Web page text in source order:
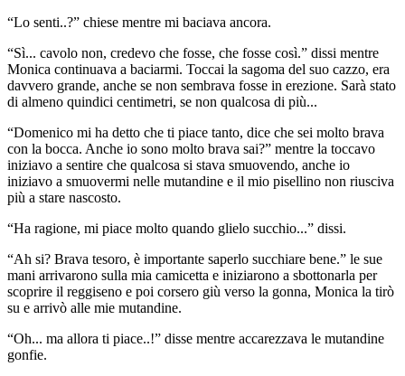
“Lo senti..?” chiese mentre mi baciava ancora.
“Sì... cavolo non, credevo che fosse, che fosse così.” dissi mentre
Monica continuava a baciarmi. Toccai la sagoma del suo cazzo, era
davvero grande, anche se non sembrava fosse in erezione. Sarà stato
di almeno quindici centimetri, se non qualcosa di più...
“Domenico mi ha detto che ti piace tanto, dice che sei molto brava
con la bocca. Anche io sono molto brava sai?” mentre la toccavo
iniziavo a sentire che qualcosa si stava smuovendo, anche io
iniziavo a smuovermi nelle mutandine e il mio pisellino non riusciva
più a stare nascosto.
“Ha ragione, mi piace molto quando glielo succhio...” dissi.
“Ah si? Brava tesoro, è importante saperlo succhiare bene.” le sue
mani arrivarono sulla mia camicetta e iniziarono a sbottonarla per
scoprire il reggiseno e poi corsero giù verso la gonna, Monica la tirò
su e arrivò alle mie mutandine.
“Oh... ma allora ti piace..!” disse mentre accarezzava le mutandine
gonfie.